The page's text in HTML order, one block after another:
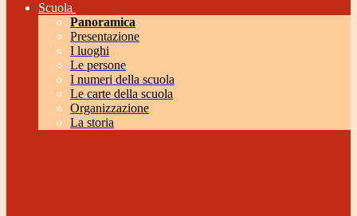
Scuola
Panoramica
Presentazione
I luoghi
Le persone
I numeri della scuola
Le carte della scuola
Organizzazione
La storia